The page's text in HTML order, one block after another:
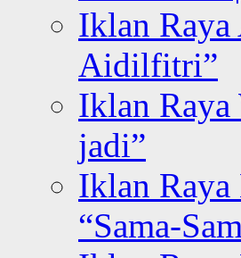
Iklan
Aidilfitri”
Iklan
jadi”
Iklan
“Sama-